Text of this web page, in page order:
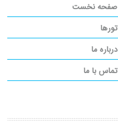
صفحه نخست
تورها
درباره ما
تماس با ما